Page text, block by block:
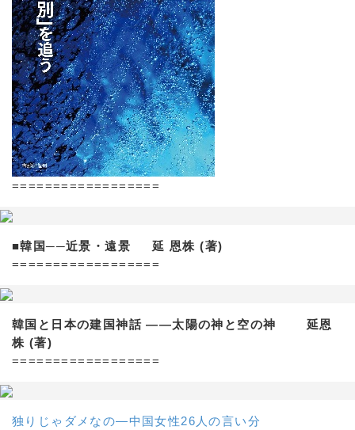
==================
■韓国──近景・遠景 延 恩株 (著)
==================
韓国と日本の建国神話 ——太陽の神と空の神 延恩
株 (著)
==================
独りじゃダメなの―中国女性26人の言い分